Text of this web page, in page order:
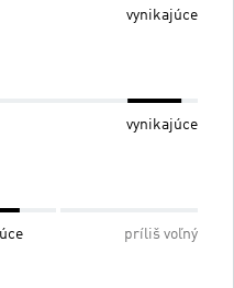
vynikajúce
vynikajúce
príliš voľný